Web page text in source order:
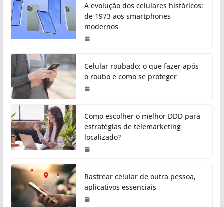
A evolução dos celulares históricos:
de 1973 aos smartphones
modernos
Celular roubado: o que fazer após
o roubo e como se proteger
Como escolher o melhor DDD para
estratégias de telemarketing
localizado?
Rastrear celular de outra pessoa,
aplicativos essenciais